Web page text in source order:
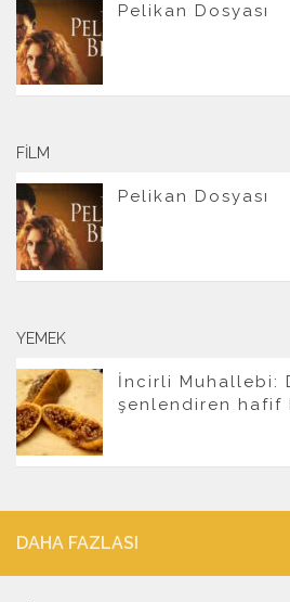
Pelikan Dosyası
FILM
Pelikan Dosyası
YEMEK
İncirli Muhallebi:
şenlendiren hafif
DAHA FAZLASI